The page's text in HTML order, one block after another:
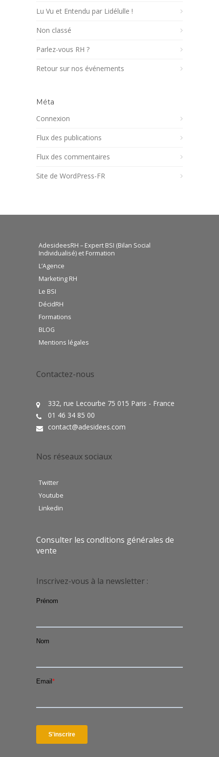
Lu Vu et Entendu par Lidélulle !
Non classé
Parlez-vous RH ?
Retour sur nos événements
Méta
Connexion
Flux des publications
Flux des commentaires
Site de WordPress-FR
AdesideesRH – Expert BSI (Bilan Social
Individualisé) et Formation
L’Agence
Marketing RH
Le BSI
DécidRH
Formations
BLOG
Mentions légales
Contactez-nous
332, rue Lecourbe 75 015 Paris - France
01 46 34 85 00
contact@adesidees.com
Nos réseaux sociaux
Twitter
Youtube
Linkedin
Consulter les conditions générales de
vente
Inscrivez-vous à la newsletter :